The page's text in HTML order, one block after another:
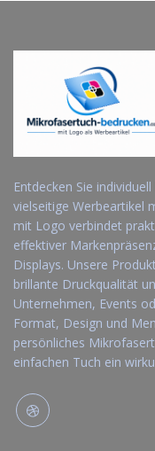
Entdecken Sie
vielseitige Werbeartikel
mit Logo verbindet
effektiver
Displays. Unsere
brillante Druckqualität
Unternehmen, Events
Format, Design und
persönliches
einfachen Tuch ein